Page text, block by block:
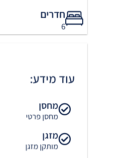
חדרים
6
עוד מידע:
מחסן
מחסן פרטי
מזגן
מותקן מזגן